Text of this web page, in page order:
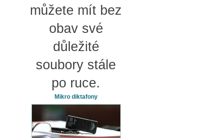
můžete mít bez
obav své
důležité
soubory stále
po ruce.
Mikro diktafony